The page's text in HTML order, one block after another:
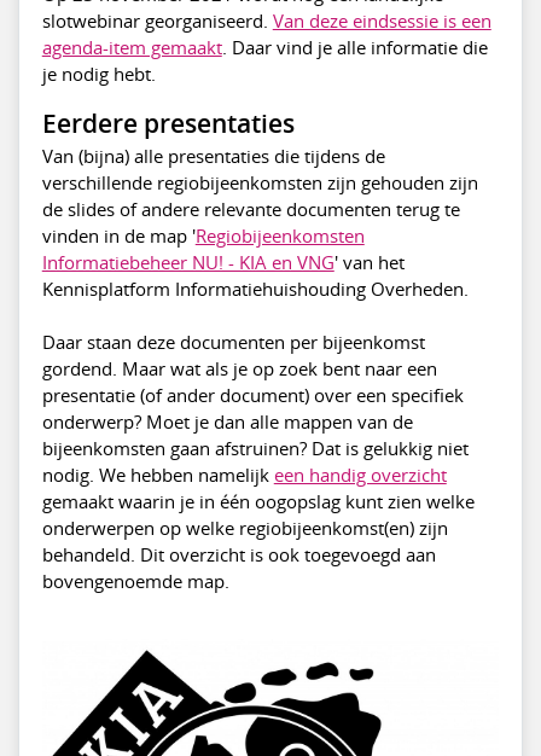
slotwebinar georganiseerd. Van deze eindsessie is een
agenda-item gemaakt. Daar vind je alle informatie die
je nodig hebt.
Eerdere presentaties
Van (bijna) alle presentaties die tijdens de
verschillende regiobijeenkomsten zijn gehouden zijn
de slides of andere relevante documenten terug te
vinden in de map 'Regiobijeenkomsten
Informatiebeheer NU! - KIA en VNG' van het
Kennisplatform Informatiehuishouding Overheden.
Daar staan deze documenten per bijeenkomst
gordend. Maar wat als je op zoek bent naar een
presentatie (of ander document) over een specifiek
onderwerp? Moet je dan alle mappen van de
bijeenkomsten gaan afstruinen? Dat is gelukkig niet
nodig. We hebben namelijk een handig overzicht
gemaakt waarin je in één oogopslag kunt zien welke
onderwerpen op welke regiobijeenkomst(en) zijn
behandeld. Dit overzicht is ook toegevoegd aan
bovengenoemde map.